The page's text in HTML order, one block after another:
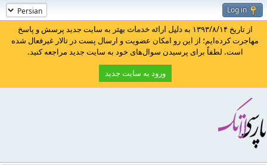
Log in
از تاریخ ۱۳۹۳/۸/۱۴ به دلیل ارائه خدمات بهتر به سایت جدید پرسش و پاسخ
مهاجرت کرده‌ایم؛ از این رو امکان عضویت و ارسال پست در تالار غیرفعال شده
است. لطفاً برای پرسیدن سوال‌های خود به سایت جدید مراجعه کنید.
ورود به سایت جدید